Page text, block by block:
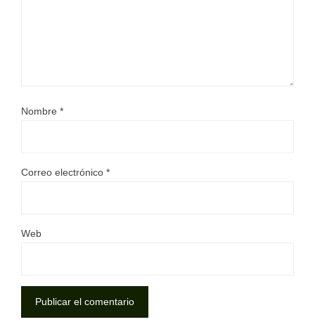
Nombre *
Correo electrónico *
Web